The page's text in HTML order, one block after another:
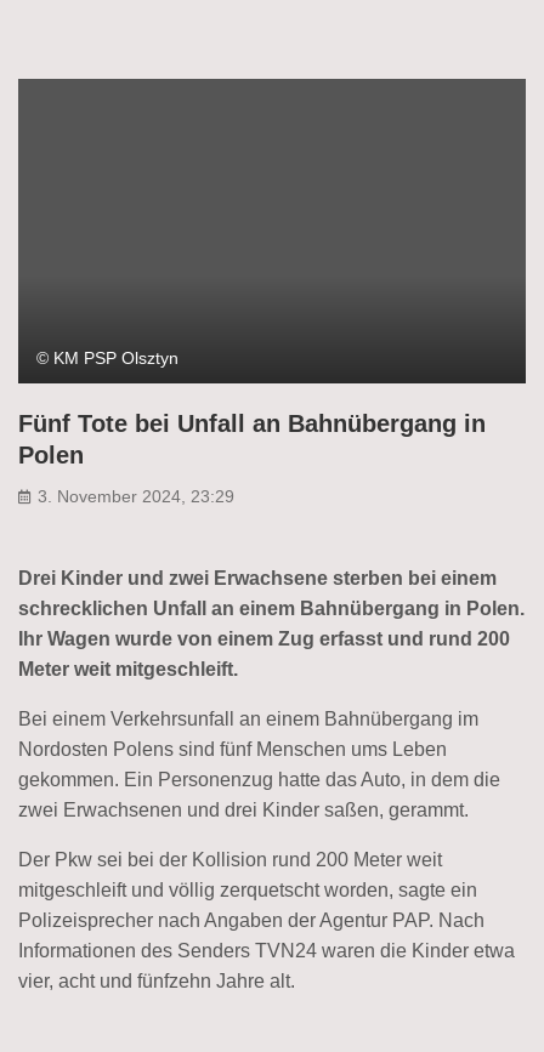
© KM PSP Olsztyn
Fünf Tote bei Unfall an Bahnübergang in
Polen
3. November 2024, 23:29
Drei Kinder und zwei Erwachsene sterben bei einem
schrecklichen Unfall an einem Bahnübergang in Polen.
Ihr Wagen wurde von einem Zug erfasst und rund 200
Meter weit mitgeschleift.
Bei einem Verkehrsunfall an einem Bahnübergang im
Nordosten Polens sind fünf Menschen ums Leben
gekommen. Ein Personenzug hatte das Auto, in dem die
zwei Erwachsenen und drei Kinder saßen, gerammt.
Der Pkw sei bei der Kollision rund 200 Meter weit
mitgeschleift und völlig zerquetscht worden, sagte ein
Polizeisprecher nach Angaben der Agentur PAP. Nach
Informationen des Senders TVN24 waren die Kinder etwa
vier, acht und fünfzehn Jahre alt.